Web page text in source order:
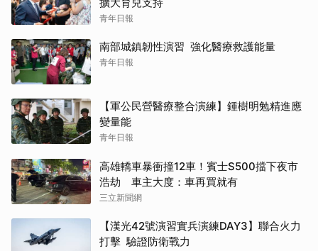
青年日報
南部城鎮韌性演習 強化醫療救護能量
青年日報
【軍公民營醫療整合演練】鍾樹明勉精進應
變量能
青年日報
高雄轎車暴衝撞12車！賓士S500擋下夜市
浩劫 車主大度：車再買就有
三立新聞網
【漢光42號演習實兵演練DAY3】聯合火力
打擊 驗證防衛戰力